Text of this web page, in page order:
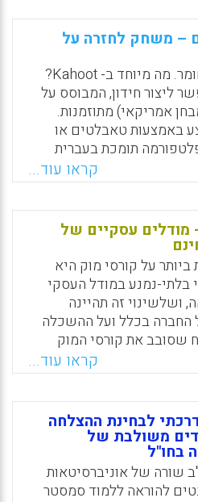
הלמידה. השלב השני
מורה המורים מאגד את
ברמה התיאורטית.
ליישום המודל
בפסגה בנתניה במגוון כלים
כל כלי מתוקשב
בעל תכונות ייחודיות,
המאמר משתף בתובנות
בכלים שונים, ומנסח
10 תבחינים לשימוש מושכל בכלי
X
– משחק לחזרה על
משחק וחזרה על החומר. מה מיוחד ב- Kahoot?
ליצור חידון, המבוסס על
אמריקאי) מתוזמנות.
באמצעות טאבלטים או
תומכת בעברית
בעיות בהצגת שאלה הכוללת
יחד). למשחק יש את כל
בכיתה: השתתפות
ניקוד, הנעה לפעולה,
ניתן לייצא את התשובות
( יעל חקשוריאן) .
X
קראו עוד...
מודלים עסקיים של
על קורסי מוק היא
נמנע במודל העסקי
ושלשינוי זה תהיינה
החברה בכלל ועל ההשכלה
שסובב את קורסי המוק
היעלמות של אחוז
תוך עשור או שניים,
בתעודת סיום של
ומכללות שיאפשרו
בחלקם או ברובם על
בסגל האקדמי שיהפוך
מאמר זה היא להציג
טענות מעין אלו, הקשורות
קראו עוד...
לבחינת ההצלחה
משולבת של
בחו"ל
שורה של אוניברסיטאות
להוראה ללמוד סמסטר